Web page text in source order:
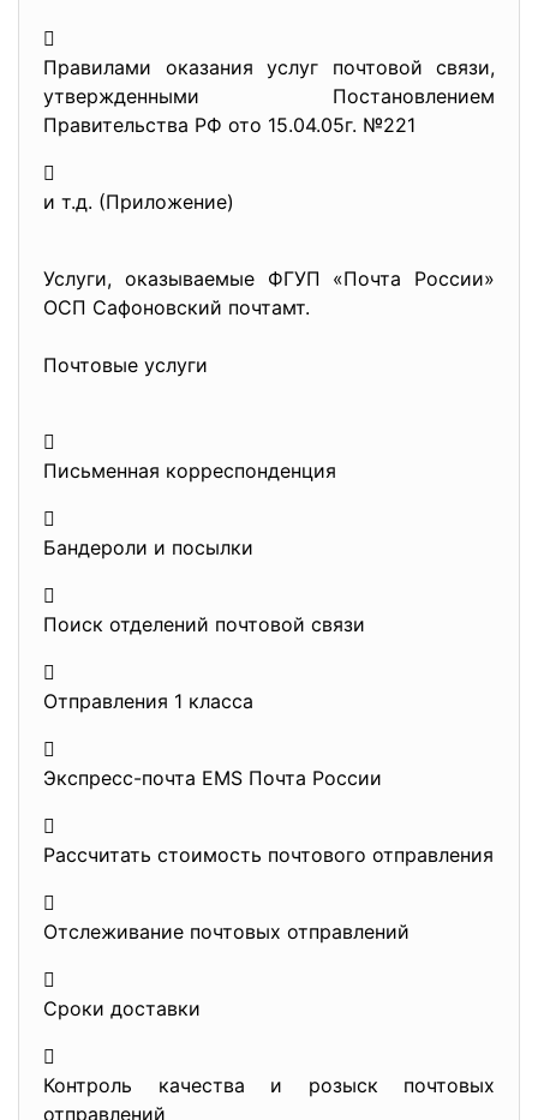

Правилами оказания услуг почтовой связи,
утвержденными Постановлением
Правительства РФ ото 15.04.05г. №221

и т.д. (Приложение)
Услуги, оказываемые ФГУП «Почта России»
ОСП Сафоновский почтамт.
Почтовые услуги

Письменная корреспонденция

Бандероли и посылки

Поиск отделений почтовой связи

Отправления 1 класса

Экспресс-почта EMS Почта России

Рассчитать стоимость почтового отправления

Отслеживание почтовых отправлений

Сроки доставки

Контроль качества и розыск почтовых
отправлений